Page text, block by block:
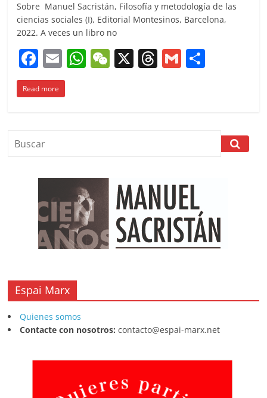
Sobre Manuel Sacristán, Filosofía y metodología de las
ciencias sociales (I), Editorial Montesinos, Barcelona,
2022. A veces un libro no
F
a
c
o
o
E
m
ai
W
p
W X T G
ar
tir
Read more
Espai Marx
Quienes somos
Contacte con nosotros: contacto@espai-marx.net